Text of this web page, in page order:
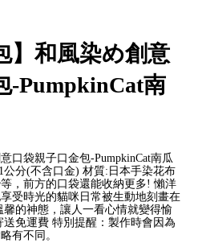
】和風染め創意
-PumpkinCat南
口袋親子口金包-PumpkinCat南瓜
公分(不含口金) 材質:日本手染花布
，前方的口袋還能收納更多! 懶洋
受時光的貓咪日常被生動地刻畫在
的神態，讓人一看心情就變得愉
免運費 特別提醒：製作時會因為
有不同。